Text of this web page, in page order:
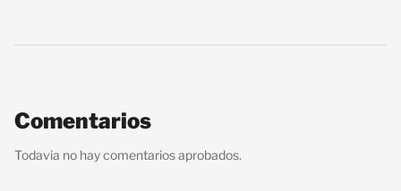
Comentarios
Todavia no hay comentarios aprobados.